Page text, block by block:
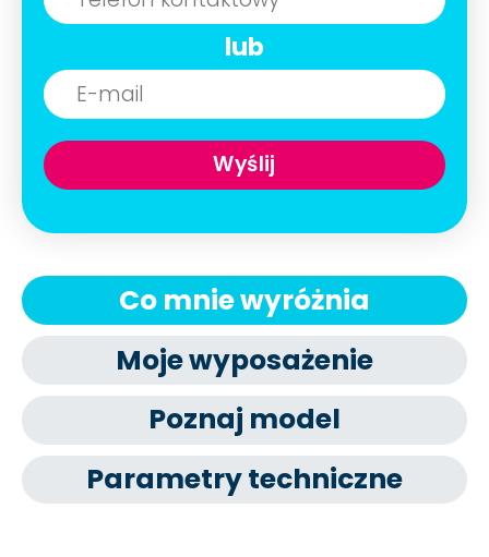
lub
Co mnie wyróżnia
Moje wyposażenie
Poznaj model
Parametry techniczne